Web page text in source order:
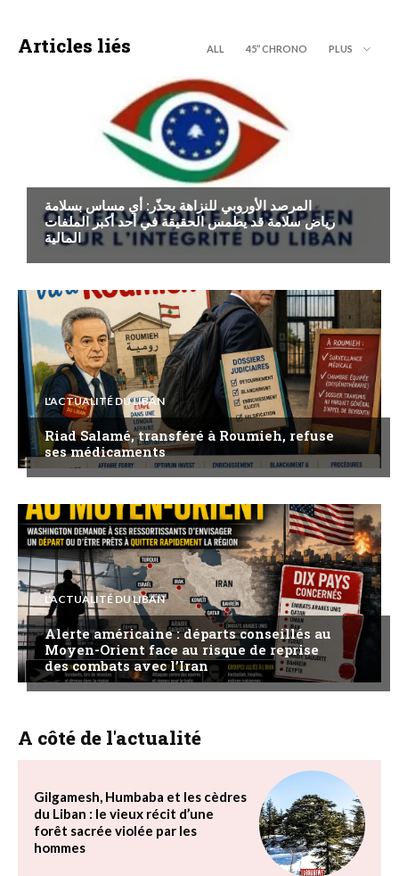
Articles liés ALL 45’’ CHRONO PLUS
المرصد الأوروبي للنزاهة يحذّر: أي مساس بسلامة
رياض سلامة قد يطمس الحقيقة في أحد أكبر الملفات
المالية
L'ACTUALITÉ DU LIBAN
Riad Salamé, transféré à Roumieh, refuse
ses médicaments
L'ACTUALITÉ DU LIBAN
Alerte américaine : départs conseillés au
Moyen-Orient face au risque de reprise
des combats avec l’Iran
A côté de l'actualité
Gilgamesh, Humbaba et les cèdres
du Liban : le vieux récit d’une
forêt sacrée violée par les
hommes